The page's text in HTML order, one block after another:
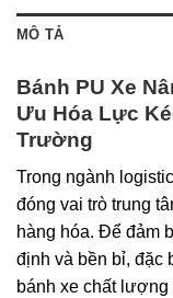
MÔ TẢ
Bánh PU Xe
Ưu Hóa Lực
Trường
Trong ngành
đóng vai trò trung
hàng hóa. Để đảm
định và bền bỉ, đặc
bánh xe chất lượng